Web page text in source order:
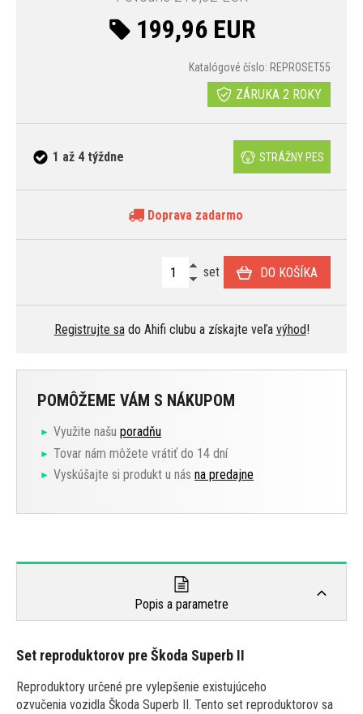
199,96 EUR
Katalógové číslo: REPROSET55
ZÁRUKA 2 ROKY
1 až 4 týždne STRÁŽNY PES
Doprava zadarmo
set DO KOŠÍKA
Registrujte sado Ahifi clubu a získajte veľa výhod!
POMÔŽEME VÁM S NÁKUPOM
Využite našu poradňu
Tovar nám môžete vrátiť do 14 dní
Vyskúšajte si produkt u nás na predajne
Popis a parametre
Set reproduktorov pre Škoda Superb II
Reproduktory určené pre vylepšenie existujúceho
ozvučenia vozidla Škoda Superb II. Tento set reproduktorov sa